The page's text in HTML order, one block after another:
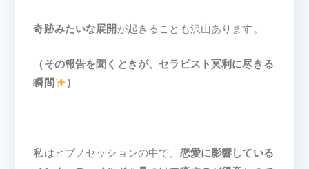
奇跡みたいな展開 が起きることも沢山あります。
（その報告を聞くときが、セラピスト冥利に尽きる
瞬間
）
私はヒプノセッションの中で、 恋愛に影響している